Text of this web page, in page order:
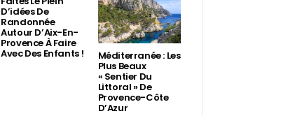
D’idées De
Randonnée
Autour D’Aix-En-
Provence À Faire
Avec Des Enfants ! Méditerranée : Les
Plus Beaux
« Sentier Du
Littoral » De
Provence-Côte
D’Azur